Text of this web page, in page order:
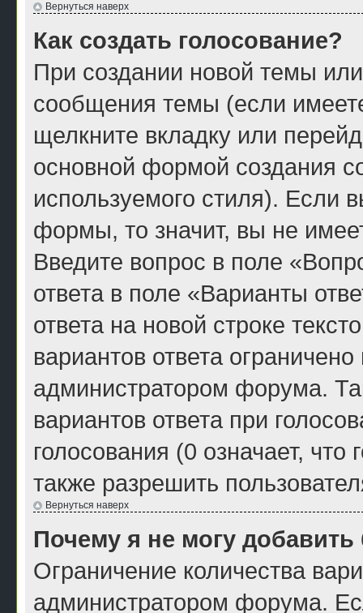
Вернуться наверх
Как создать голосование?
При создании новой темы
сообщения темы (если
щелкните вкладку или
основной формой создания
используемого стиля). Если
формы, то значит, вы не
Введите вопрос в поле
ответа в поле «Варианты
ответа на новой строке
вариантов ответа
администратором форума.
вариантов ответа при
голосования (0 означает,
также разрешить
Вернуться наверх
Почему я не могу
Ограничение количества
администратором форума.